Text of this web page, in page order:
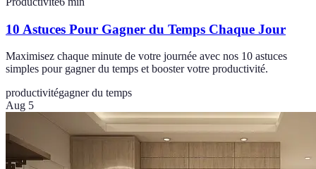
10 Astuces Pour Gagner du Temps Chaque Jour
Maximisez chaque minute de votre journée avec nos 10 astuces
simples pour gagner du temps et booster votre productivité.
productivitégagner du temps
Aug 5